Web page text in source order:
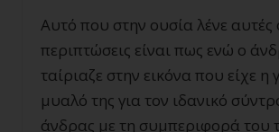
Αυτό που στην ουσία λένε αυτές
περιπτώσεις είναι πως ενώ ο
ταίριαζε στην εικόνα που είχε η
μυαλό της για τον ιδανικό
άνδρας με τη συμπεριφορά του